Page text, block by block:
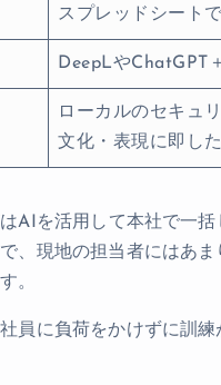
スプレッドシート
DeepLやChatGPT
ローカルのセキュ
文化・表現に即し
AIを活用して本社で一
、現地の担当者にはあ
。
員に負荷をかけずに訓